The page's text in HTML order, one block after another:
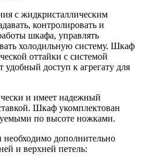
с жидкристаллическим
контролировать и
шкафа, управлять
холодильную систему. Шкаф
оттайки с системой
удобный доступ к агрегату для
и имеет надежный
Шкаф укомплектован
по высоте ножками.
дополнительно
и верхней петель: